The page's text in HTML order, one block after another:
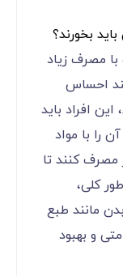
بخورند؟
مصرف زیاد
احساس
افراد باید
را با مواد
مصرف کنند تا
کلی،
مانند طبع
و بهبود